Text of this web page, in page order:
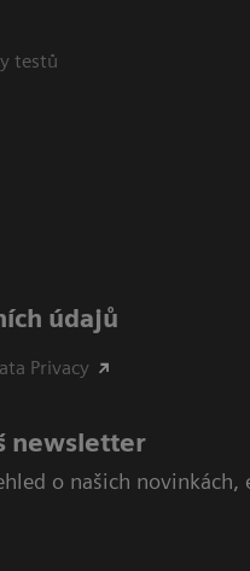
testů
údajů
Privacy
newsletter
o našich novinkách,